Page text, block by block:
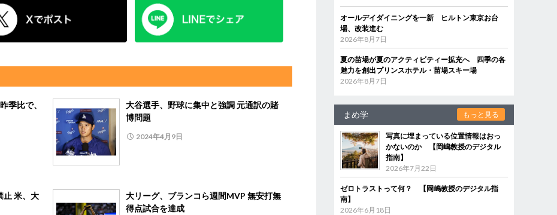
季比で、
大谷選手、野球に集中と強調 元通訳の賭
博問題
2024年4月9日
止 米、大
大リーグ、ブランコら週間MVP 無安打無
得点試合を達成
オールデイダイニングを一新 ヒルトン東京お台
場、改装進む
2026年8月7日
夏の苗場が夏のアクティビティー拡充へ 四季の各
魅力を創出プリンスホテル・苗場スキー場
2026年8月7日
まめ学 もっと見る
写真に埋まっている位置情報はおっ
かないのか 【岡嶋教授のデジタル
指南】
2026年7月22日
ゼロトラストって何？ 【岡嶋教授のデジタル指
南】
2026年6月18日